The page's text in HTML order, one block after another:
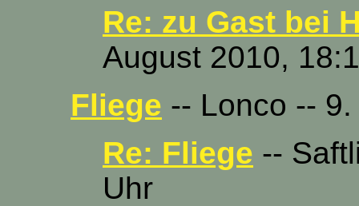
Re: zu Gast bei
August 2010,
Fliege -- Lonco --
Re: Fliege --
Uhr